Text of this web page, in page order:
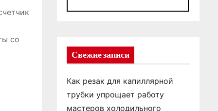
со
Свежие записи
Как резак для капиллярной
трубки упрощает работу
мастеров холодильного